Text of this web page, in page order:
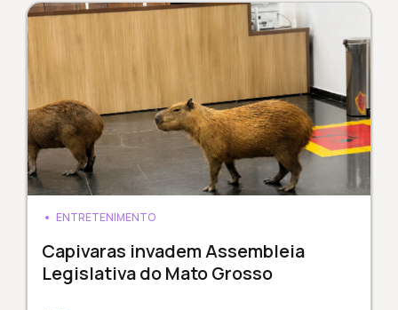
ENTRETENIMENTO
Capivaras invadem Assembleia
Legislativa do Mato Grosso